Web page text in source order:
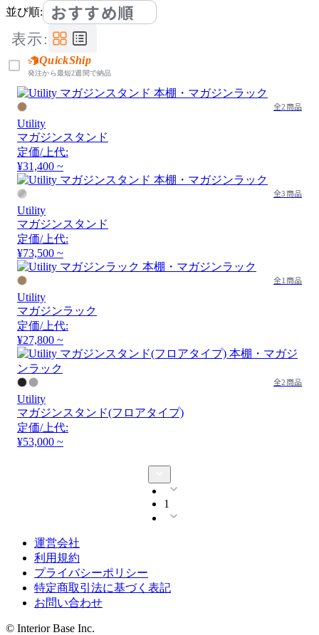
並び順: おすすめ順
表示:
QuickShip
発注から最短2週間で納品
全2商品
Utility
マガジンスタンド
定価/上代:
¥31,400 ~
全3商品
Utility
マガジンスタンド
定価/上代:
¥73,500 ~
全1商品
Utility
マガジンラック
定価/上代:
¥27,800 ~
全2商品
Utility
マガジンスタンド(フロアタイプ)
定価/上代:
¥53,000 ~
1
運営会社
利用規約
プライバシーポリシー
特定商取引法に基づく表記
お問い合わせ
© Interior Base Inc.